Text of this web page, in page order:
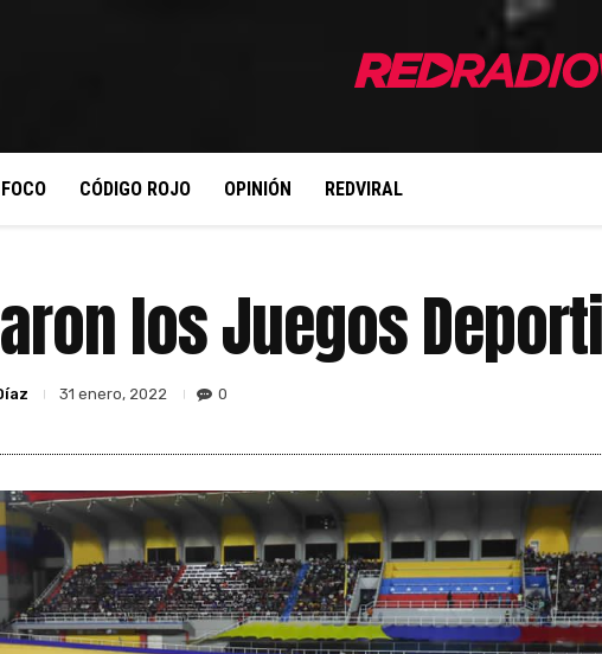
CÓDIGO ROJO OPINIÓN REDVIRAL
los Juegos
31 enero, 2022 0